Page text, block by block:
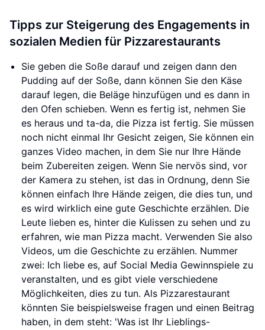
Tipps zur Steigerung des Engagements in
sozialen Medien für Pizzarestaurants
Sie geben die Soße darauf und zeigen dann den
Pudding auf der Soße, dann können Sie den Käse
darauf legen, die Beläge hinzufügen und es dann in
den Ofen schieben. Wenn es fertig ist, nehmen Sie
es heraus und ta-da, die Pizza ist fertig. Sie müssen
noch nicht einmal Ihr Gesicht zeigen, Sie können ein
ganzes Video machen, in dem Sie nur Ihre Hände
beim Zubereiten zeigen. Wenn Sie nervös sind, vor
der Kamera zu stehen, ist das in Ordnung, denn Sie
können einfach Ihre Hände zeigen, die dies tun, und
es wird wirklich eine gute Geschichte erzählen. Die
Leute lieben es, hinter die Kulissen zu sehen und zu
erfahren, wie man Pizza macht. Verwenden Sie also
Videos, um die Geschichte zu erzählen. Nummer
zwei: Ich liebe es, auf Social Media Gewinnspiele zu
veranstalten, und es gibt viele verschiedene
Möglichkeiten, dies zu tun. Als Pizzarestaurant
könnten Sie beispielsweise fragen und einen Beitrag
haben, in dem steht: 'Was ist Ihr Lieblings-